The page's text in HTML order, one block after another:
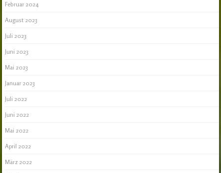
Februar 2024
August 2023
Juli 2023
Juni 2023
Mai 2023
Januar 2023
Juli 2022
Juni 2022
Mai 2022
April 2022
März 2022